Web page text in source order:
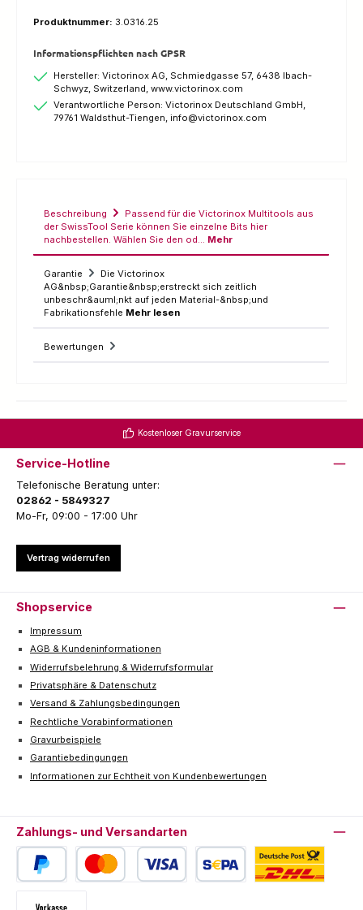
Produktnummer: 3.0316.25
Informationspflichten nach GPSR
Hersteller: Victorinox AG, Schmiedgasse 57, 6438 Ibach-
Schwyz, Switzerland, www.victorinox.com
Verantwortliche Person: Victorinox Deutschland GmbH,
79761 Waldsthut-Tiengen, info@victorinox.com
Beschreibung
Passend für die Victorinox Multitools aus
der SwissTool Serie können Sie einzelne Bits hier
nachbestellen. Wählen Sie den od… Mehr
Garantie
Die Victorinox
AG&nbsp;Garantie&nbsp;erstreckt sich zeitlich
unbeschr&auml;nkt auf jeden Material-&nbsp;und
Fabrikationsfehle Mehr lesen
Bewertungen
Kostenloser Gravurservice
Service-Hotline
Telefonische Beratung unter:
02862 - 5849327
Mo-Fr, 09:00 - 17:00 Uhr
Vertrag widerrufen
Shopservice
Impressum
AGB & Kundeninformationen
Widerrufsbelehrung & Widerrufsformular
Privatsphäre & Datenschutz
Versand & Zahlungsbedingungen
Rechtliche Vorabinformationen
Gravurbeispiele
Garantiebedingungen
Informationen zur Echtheit von Kundenbewertungen
Zahlungs- und Versandarten